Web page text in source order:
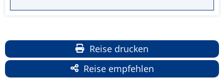
Reise drucken
Reise empfehlen